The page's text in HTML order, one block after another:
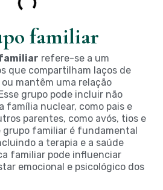
familiar
refere-se a um
que compartilham laços de
mantêm uma relação
grupo pode incluir não
família nuclear, como pais e
parentes, como avós, tios e
grupo familiar é fundamental
a terapia e a saúde
familiar pode influenciar
emocional e psicológico dos